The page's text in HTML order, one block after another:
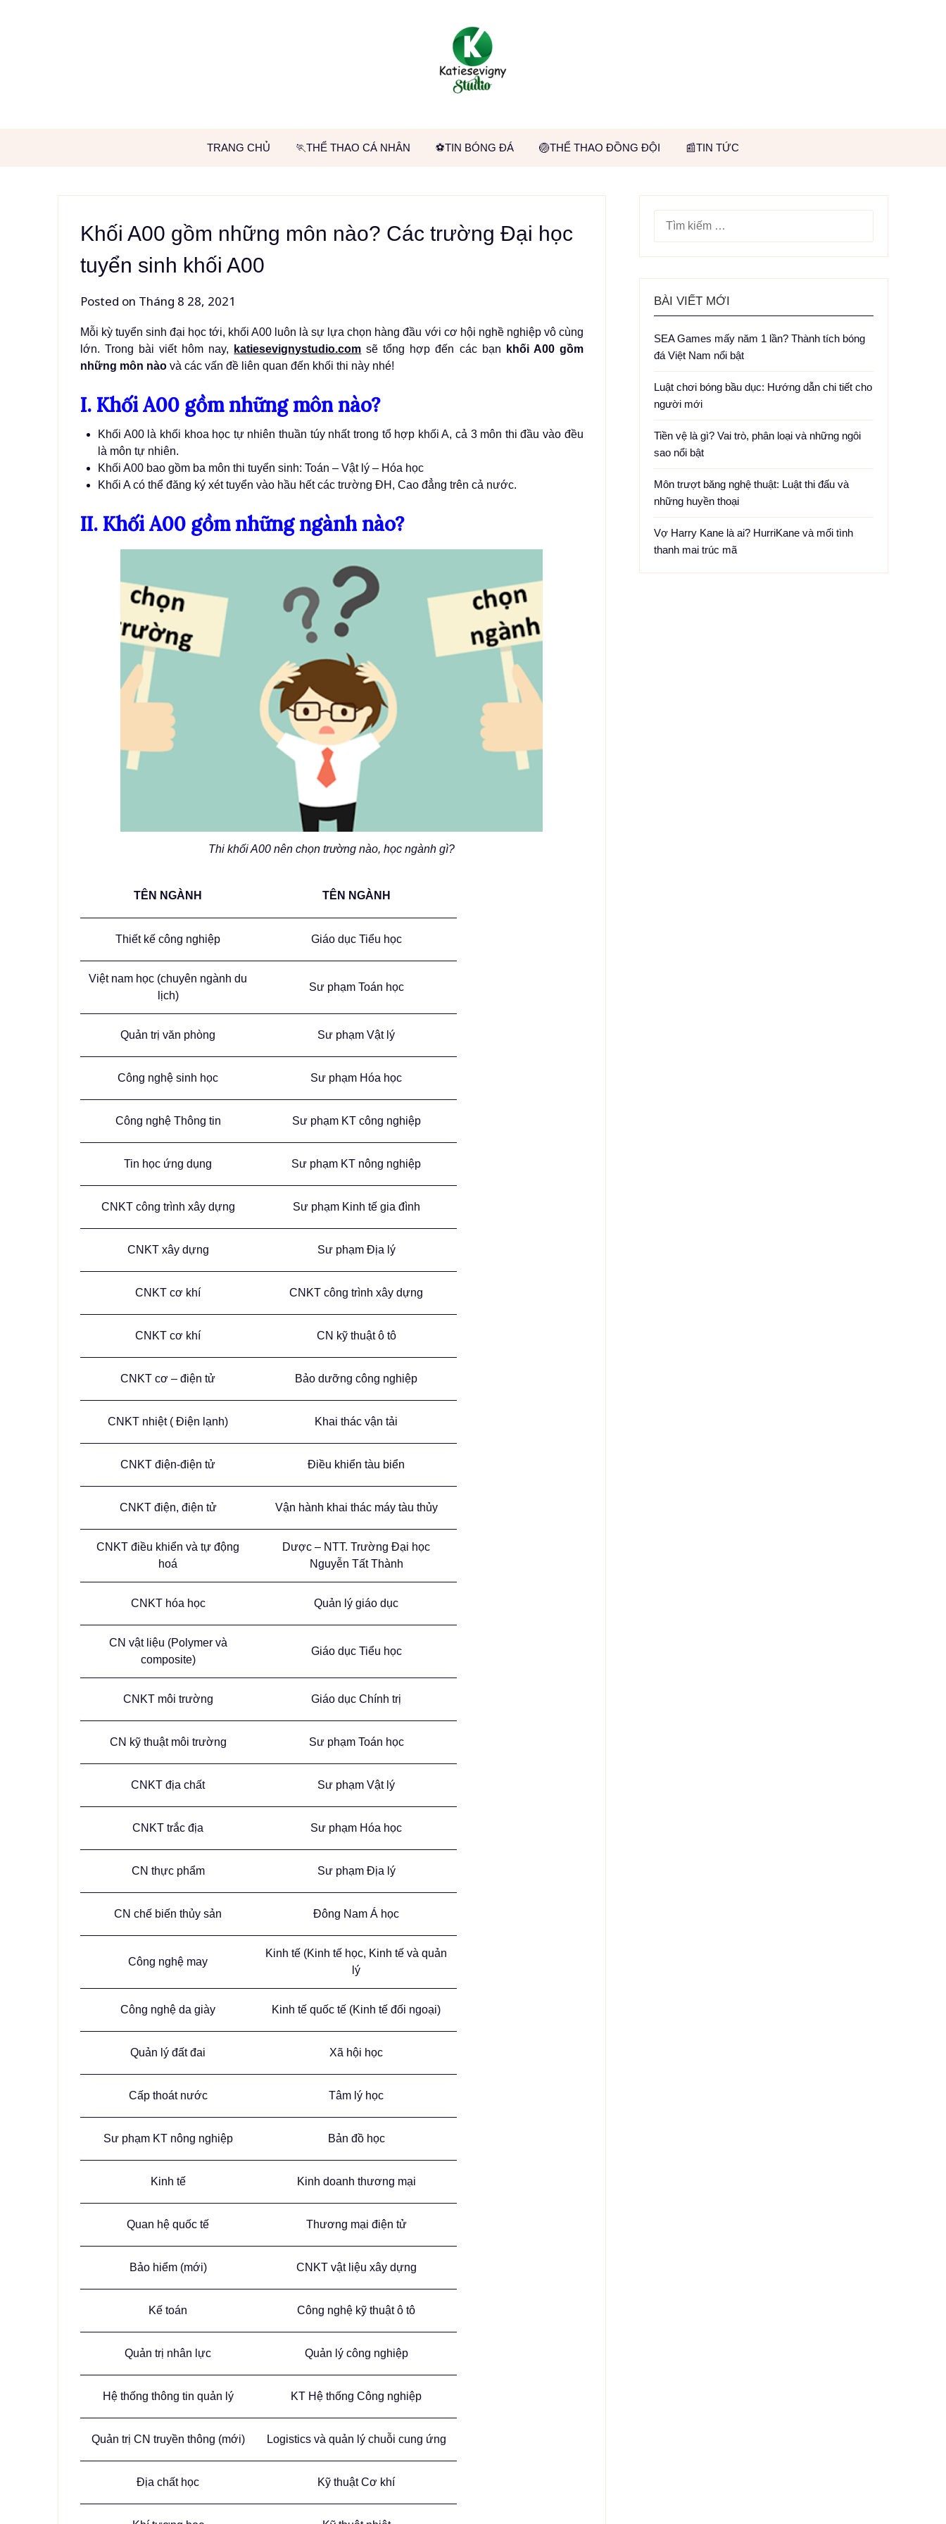
TRANG CHỦ 🏃THỂ THAO CÁ NHÂN ⚽TIN BÓNG ĐÁ 🏐THỂ THAO ĐỒNG ĐỘI 📰TIN TỨC
Khối A00 gồm những môn nào? Các trường Đại học
tuyển sinh khối A00
Posted on Tháng 8 28, 2021
Mỗi kỳ tuyển sinh đại học tới, khối A00 luôn là sự lựa chọn hàng đầu với cơ hội nghề nghiệp vô cùng
lớn. Trong bài viết hôm nay,
katiesevignystudio.com sẽ tổng hợp đến các bạn
khối A00 gồm
những môn nào và các vấn đề liên quan đến khối thi này nhé!
I. Khối A00 gồm những môn nào?
Khối A00 là khối khoa học tự nhiên thuần túy nhất trong tổ hợp khối A, cả 3 môn thi đầu vào đều
là môn tự nhiên.
Khối A00 bao gồm ba môn thi tuyển sinh: Toán – Vật lý – Hóa học
Khối A có thể đăng ký xét tuyển vào hầu hết các trường ĐH, Cao đẳng trên cả nước.
II. Khối A00 gồm những ngành nào?
Thi khối A00 nên chọn trường nào, học ngành gì?
TÊN NGÀNH TÊN NGÀNH
Thiết kế công nghiệp Giáo dục Tiểu học
Việt nam học (chuyên ngành du
lịch)
Sư phạm Toán học
Quản trị văn phòng Sư phạm Vật lý
Công nghệ sinh học Sư phạm Hóa học
Công nghệ Thông tin Sư phạm KT công nghiệp
Tin học ứng dụng Sư phạm KT nông nghiệp
CNKT công trình xây dựng Sư phạm Kinh tế gia đình
CNKT xây dựng Sư phạm Địa lý
CNKT cơ khí CNKT công trình xây dựng
CNKT cơ khí CN kỹ thuật ô tô
CNKT cơ – điện tử Bảo dưỡng công nghiệp
CNKT nhiệt ( Điện lạnh) Khai thác vận tải
CNKT điện-điện tử Điều khiển tàu biển
CNKT điện, điện tử Vận hành khai thác máy tàu thủy
CNKT điều khiển và tự động
hoá
Dược – NTT. Trường Đại học
Nguyễn Tất Thành
CNKT hóa học Quản lý giáo dục
CN vật liệu (Polymer và
composite)
Giáo dục Tiểu học
CNKT môi trường Giáo dục Chính trị
CN kỹ thuật môi trường Sư phạm Toán học
CNKT địa chất Sư phạm Vật lý
CNKT trắc địa Sư phạm Hóa học
CN thực phẩm Sư phạm Địa lý
CN chế biến thủy sản Đông Nam Á học
Công nghệ may
Kinh tế (Kinh tế học, Kinh tế và quản
lý
Công nghệ da giày Kinh tế quốc tế (Kinh tế đối ngoại)
Quản lý đất đai Xã hội học
Cấp thoát nước Tâm lý học
Sư phạm KT nông nghiệp Bản đồ học
Kinh tế Kinh doanh thương mại
Quan hệ quốc tế Thương mại điện tử
Bảo hiểm (mới) CNKT vật liệu xây dựng
Kế toán Công nghệ kỹ thuật ô tô
Quản trị nhân lực Quản lý công nghiệp
Hệ thống thông tin quản lý KT Hệ thống Công nghiệp
Quản trị CN truyền thông (mới) Logistics và quản lý chuỗi cung ứng
Địa chất học Kỹ thuật Cơ khí
BÀI VIẾT MỚI
SEA Games mấy năm 1 lần? Thành tích bóng
đá Việt Nam nổi bật
Luật chơi bóng bầu dục: Hướng dẫn chi tiết cho
người mới
Tiền vệ là gì? Vai trò, phân loại và những ngôi
sao nổi bật
Môn trượt băng nghệ thuật: Luật thi đấu và
những huyền thoại
Vợ Harry Kane là ai? HurriKane và mối tình
thanh mai trúc mã